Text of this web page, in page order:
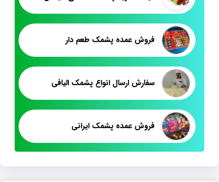
فروش عمده پشمک طعم دار
سفارش ارسال انواع پشمک الیافی
فروش عمده پشمک ایرانی